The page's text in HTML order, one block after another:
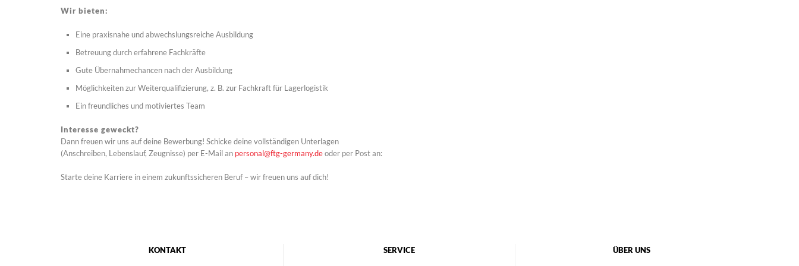
Wir bieten:
Eine praxisnahe und abwechslungsreiche Ausbildung
Betreuung durch erfahrene Fachkräfte
Gute Übernahmechancen nach der Ausbildung
Möglichkeiten zur Weiterqualifizierung, z. B. zur Fachkraft für Lagerlogistik
Ein freundliches und motiviertes Team
Interesse geweckt?
Dann freuen wir uns auf deine Bewerbung! Schicke deine vollständigen Unterlagen
(Anschreiben, Lebenslauf, Zeugnisse) per E-Mail an personal@ftg-germany.deoder per Post an:
Starte deine Karriere in einem zukunftssicheren Beruf – wir freuen uns auf dich!
KONTAKT SERVICE ÜBER UNS